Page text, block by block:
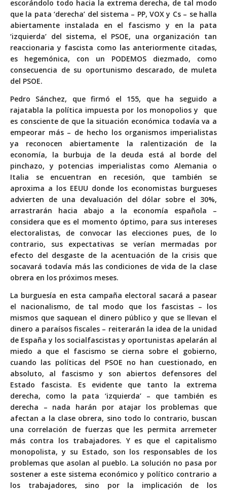
escorándolo todo hacia la extrema derecha, de tal modo
que la pata ‘derecha’ del sistema – PP, VOX y Cs – se halla
abiertamente instalada en el fascismo y en la pata
‘izquierda’ del sistema, el PSOE, una organización tan
reaccionaria y fascista como las anteriormente citadas,
es hegemónica, con un PODEMOS diezmado, como
consecuencia de su oportunismo descarado, de muleta
del PSOE.
Pedro Sánchez, que firmó el 155, que ha seguido a
rajatabla la política impuesta por los monopolios y que
es consciente de que la situación económica todavía va a
empeorar más – de hecho los organismos imperialistas
ya reconocen abiertamente la ralentización de la
economía, la burbuja de la deuda está al borde del
pinchazo, y potencias imperialistas como Alemania o
Italia se encuentran en recesión, que también se
aproxima a los EEUU donde los economistas burgueses
advierten de una devaluación del dólar sobre el 30%,
arrastrarán hacia abajo a la economía española –
considera que es el momento óptimo, para sus intereses
electoralistas, de convocar las elecciones pues, de lo
contrario, sus expectativas se verían mermadas por
efecto del desgaste de la acentuación de la crisis que
socavará todavía más las condiciones de vida de la clase
obrera en los próximos meses.
La burguesía en esta campaña electoral sacará a pasear
el nacionalismo, de tal modo que los fascistas – los
mismos que saquean el dinero público y que se llevan el
dinero a paraísos fiscales – reiterarán la idea de la unidad
de España y los socialfascistas y oportunistas apelarán al
miedo a que el fascismo se cierna sobre el gobierno,
cuando las políticas del PSOE no han cuestionado, en
absoluto, al fascismo y son abiertos defensores del
Estado fascista. Es evidente que tanto la extrema
derecha, como la pata ‘izquierda’ – que también es
derecha – nada harán por atajar los problemas que
afectan a la clase obrera, sino todo lo contrario, buscan
una correlación de fuerzas que les permita arremeter
más contra los trabajadores. Y es que el capitalismo
monopolista, y su Estado, son los responsables de los
problemas que asolan al pueblo. La solución no pasa por
sostener a este sistema económico y político contrario a
los trabajadores, sino por la implicación de los